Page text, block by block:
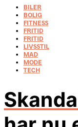
BILER
BOLIG
FITNESS
FRITID
FRITID
LIVSSTIL
MAD
MODE
TECH